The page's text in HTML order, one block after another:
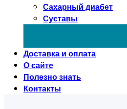
Сахарный диабет
Суставы
Доставка и оплата
О сайте
Полезно знать
Контакты